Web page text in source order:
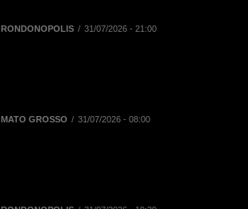
RONDONÓPOLIS 31/07/2026 - 21:00
MATO GROSSO 31/07/2026 - 08:00